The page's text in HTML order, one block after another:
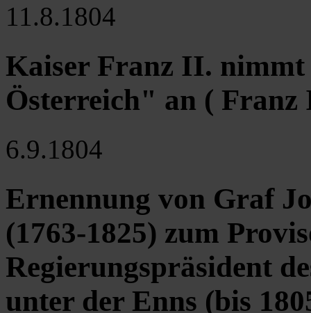
11.8.1804
Kaiser Franz II.
Österreich" an ( Franz
6.9.1804
Ernennung von Graf
(1763-1825) zum
Regierungspräsident
unter der Enns (bis